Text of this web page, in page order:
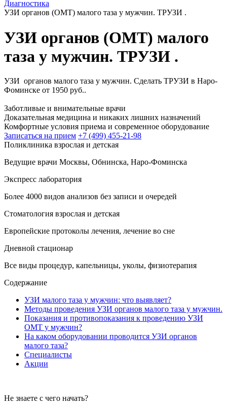
Диагностика
УЗИ органов (ОМТ) малого таза у мужчин. ТРУЗИ .
УЗИ органов (ОМТ) малого
таза у мужчин. ТРУЗИ .
УЗИ органов малого таза у мужчин. Сделать ТРУЗИ в Наро-
Фоминске от 1950 руб..
Заботливые и внимательные врачи
Доказательная медицина и никаких лишних назначений
Комфортные условия приема и современное оборудование
Записаться на прием +7 (499) 455-21-98
Поликлиника взрослая и детская
Ведущие врачи Москвы, Обнинска, Наро-Фоминска
Экспресс лаборатория
Более 4000 видов анализов без записи и очередей
Стоматология взрослая и детская
Европейские протоколы лечения, лечение во сне
Дневной стационар
Все виды процедур, капельницы, уколы, физиотерапия
Содержание
УЗИ малого таза у мужчин: что выявляет?
Методы проведения УЗИ органов малого таза у мужчин.
Показания и противопоказания к проведению УЗИ
ОМТ у мужчин?
На каком оборудовании проводится УЗИ органов
малого таза?
Специалисты
Акции
Не знаете с чего начать?